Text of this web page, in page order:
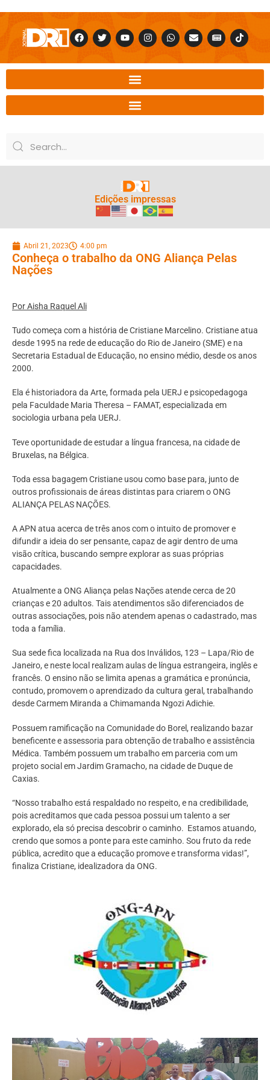
Edições impressas
Abril 21, 2023 4:00 pm
Conheça o trabalho da ONG Aliança Pelas
Nações
Por Aisha Raquel Ali
Tudo começa com a história de Cristiane Marcelino. Cristiane atua
desde 1995 na rede de educação do Rio de Janeiro (SME) e na
Secretaria Estadual de Educação, no ensino médio, desde os anos
2000.
Ela é historiadora da Arte, formada pela UERJ e psicopedagoga
pela Faculdade Maria Theresa – FAMAT, especializada em
sociologia urbana pela UERJ.
Teve oportunidade de estudar a língua francesa, na cidade de
Bruxelas, na Bélgica.
Toda essa bagagem Cristiane usou como base para, junto de
outros profissionais de áreas distintas para criarem o ONG
ALIANÇA PELAS NAÇÕES.
A APN atua acerca de três anos com o intuito de promover e
difundir a ideia do ser pensante, capaz de agir dentro de uma
visão crítica, buscando sempre explorar as suas próprias
capacidades.
Atualmente a ONG Aliança pelas Nações atende cerca de 20
crianças e 20 adultos. Tais atendimentos são diferenciados de
outras associações, pois não atendem apenas o cadastrado, mas
toda a família.
Sua sede fica localizada na Rua dos Inválidos, 123 – Lapa/Rio de
Janeiro, e neste local realizam aulas de língua estrangeira, inglês e
francês. O ensino não se limita apenas a gramática e pronúncia,
contudo, promovem o aprendizado da cultura geral, trabalhando
desde Carmem Miranda a Chimamanda Ngozi Adichie.
Possuem ramificação na Comunidade do Borel, realizando bazar
beneficente e assessoria para obtenção de trabalho e assistência
Médica. Também possuem um trabalho em parceria com um
projeto social em Jardim Gramacho, na cidade de Duque de
Caxias.
“Nosso trabalho está respaldado no respeito, e na credibilidade,
pois acreditamos que cada pessoa possui um talento a ser
explorado, ela só precisa descobrir o caminho. Estamos atuando,
crendo que somos a ponte para este caminho. Sou fruto da rede
pública, acredito que a educação promove e transforma vidas!”,
finaliza Cristiane, idealizadora da ONG.